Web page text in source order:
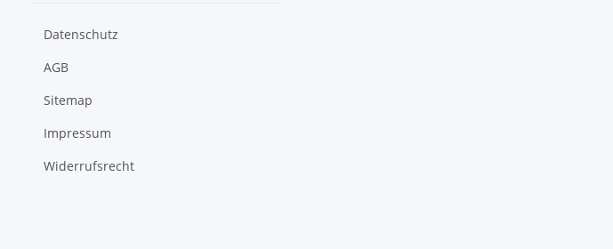
Datenschutz
AGB
Sitemap
Impressum
Widerrufsrecht